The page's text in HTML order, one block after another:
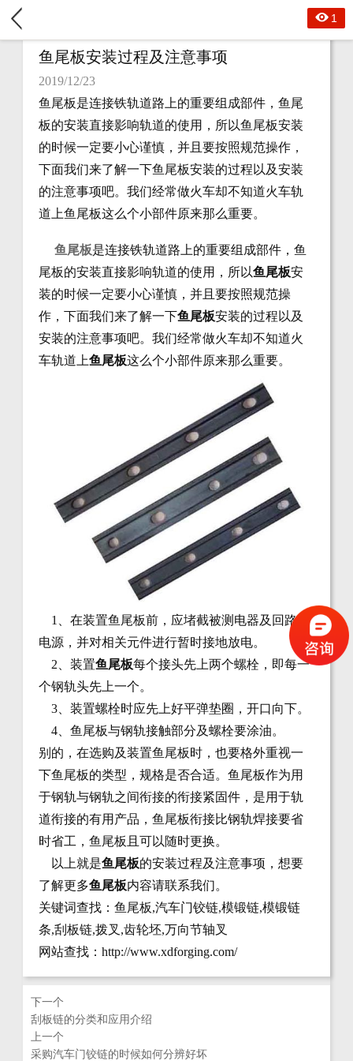
1
鱼尾板安装过程及注意事项
2019/12/23
鱼尾板是连接铁轨道路上的重要组成部件，鱼尾
板的安装直接影响轨道的使用，所以鱼尾板安装
的时候一定要小心谨慎，并且要按照规范操作，
下面我们来了解一下鱼尾板安装的过程以及安装
的注意事项吧。我们经常做火车却不知道火车轨
道上鱼尾板这么个小部件原来那么重要。
鱼尾板是连接铁轨道路上的重要组成部件，鱼
尾板的安装直接影响轨道的使用，所以鱼尾板安
装的时候一定要小心谨慎，并且要按照规范操
作，下面我们来了解一下鱼尾板安装的过程以及
安装的注意事项吧。我们经常做火车却不知道火
车轨道上鱼尾板这么个小部件原来那么重要。
1、在装置鱼尾板前，应堵截被测电器及回路的
电源，并对相关元件进行暂时接地放电。
2、装置鱼尾板每个接头先上两个螺栓，即每一
个钢轨头先上一个。
3、装置螺栓时应先上好平弹垫圈，开口向下。
4、鱼尾板与钢轨接触部分及螺栓要涂油。
别的，在选购及装置鱼尾板时，也要格外重视一
下鱼尾板的类型，规格是否合适。鱼尾板作为用
于钢轨与钢轨之间衔接的衔接紧固件，是用于轨
道衔接的有用产品，鱼尾板衔接比钢轨焊接要省
时省工，鱼尾板且可以随时更换。
以上就是鱼尾板的安装过程及注意事项，想要
了解更多鱼尾板内容请联系我们。
关键词查找：鱼尾板,汽车门铰链,模锻链,模锻链
条,刮板链,拨叉,齿轮坯,万向节轴叉
网站查找：http://www.xdforging.com/
下一个
刮板链的分类和应用介绍
上一个
采购汽车门铰链的时候如何分辨好坏